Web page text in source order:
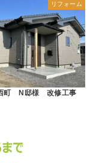
リフォーム
町 N邸様 改修工事